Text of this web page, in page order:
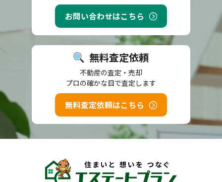
お問い合わせはこちら
無料査定依頼
不動産の査定・売却
プロの確かな目で査定します
無料査定依頼はこちら